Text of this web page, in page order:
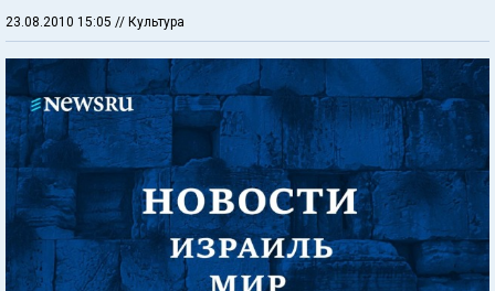
23.08.2010 15:05 // Культура